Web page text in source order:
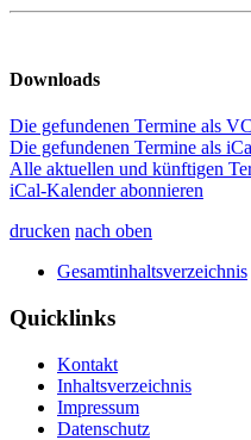
Downloads
Die gefundenen Termine als
Die gefundenen Termine als
Alle aktuellen und künftigen
iCal-Kalender abonnieren
drucken nach oben
Gesamtinhaltsverzeichnis
Quicklinks
Kontakt
Inhaltsverzeichnis
Impressum
Datenschutz